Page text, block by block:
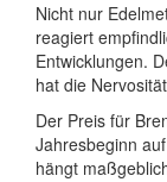
Nicht nur
reagiert
Entwicklungen.
hat die
Der Preis für
Jahresbeginn
hängt